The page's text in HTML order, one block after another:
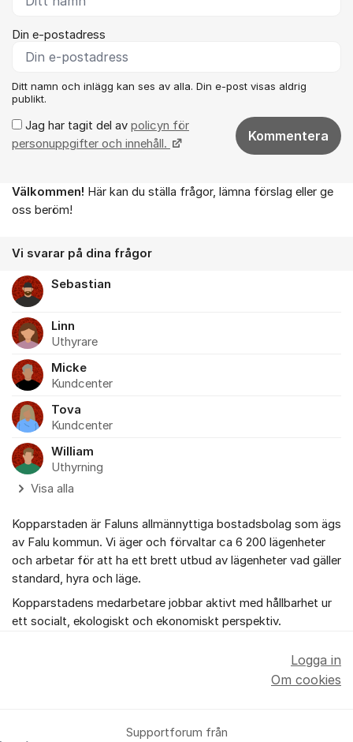
Din e-postadress
Ditt namn och inlägg kan ses av alla. Din e-post visas aldrig
publikt.
Jag har tagit del av policyn för
personuppgifter och innehåll.
Kommentera
Om forumet
Välkommen! Här kan du ställa frågor, lämna förslag eller ge
oss beröm!
Vi svarar på dina frågor
Sebastian
Linn
Uthyrare
Micke
Kundcenter
Tova
Kundcenter
William
Uthyrning
Visa alla
Kopparstaden är Faluns allmännyttiga bostadsbolag som ägs
av Falu kommun. Vi äger och förvaltar ca 6 200 lägenheter
och arbetar för att ha ett brett utbud av lägenheter vad gäller
standard, hyra och läge.
Kopparstadens medarbetare jobbar aktivt med hållbarhet ur
ett socialt, ekologiskt och ekonomiskt perspektiv.
Supportforum från
Logga in
Om cookies